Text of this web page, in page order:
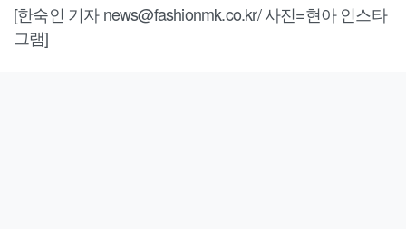
[한숙인 기자 news@fashionmk.co.kr/ 사진=현아 인스타
그램]